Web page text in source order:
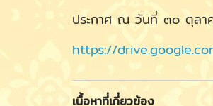
ประกาศ ณ วันที่ ๓๐ ตุล
https://
เนื้อหาที่เกี่ยวข้อง